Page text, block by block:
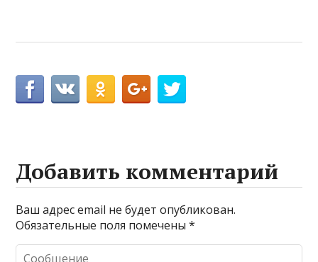
Добавить комментарий
Ваш адрес email не будет опубликован.
Обязательные поля помечены*